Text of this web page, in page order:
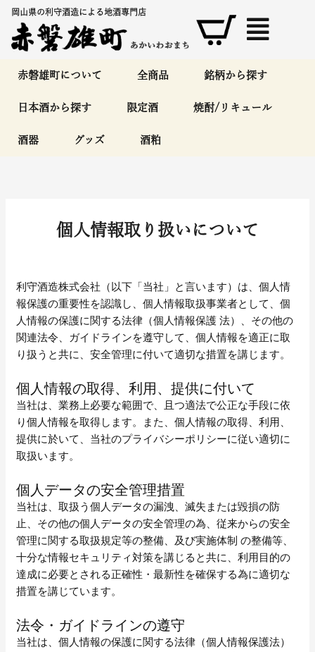
岡山県の利守酒造による地酒専門店
赤磐雄町について 全商品 銘柄から探す
日本酒から探す 限定酒 焼酎/リキュール
酒器 グッズ 酒粕
個人情報取り扱いについて
利守酒造株式会社（以下「当社」と言います）は、個人情
報保護の重要性を認識し、個人情報取扱事業者として、個
人情報の保護に関する法律（個人情報保護 法）、その他の
関連法令、ガイドラインを遵守して、個人情報を適正に取
り扱うと共に、安全管理に付いて適切な措置を講じます。
個人情報の取得、利用、提供に付いて
当社は、業務上必要な範囲で、且つ適法で公正な手段に依
り個人情報を取得します。また、個人情報の取得、利用、
提供に於いて、当社のプライバシーポリシーに従い適切に
取扱います。
個人データの安全管理措置
当社は、取扱う個人データの漏洩、滅失または毀損の防
止、その他の個人データの安全管理の為、従来からの安全
管理に関する取扱規定等の整備、及び実施体制 の整備等、
十分な情報セキュリティ対策を講じると共に、利用目的の
達成に必要とされる正確性・最新性を確保する為に適切な
措置を講じています。
法令・ガイドラインの遵守
当社は、個人情報の保護に関する法律（個人情報保護法）